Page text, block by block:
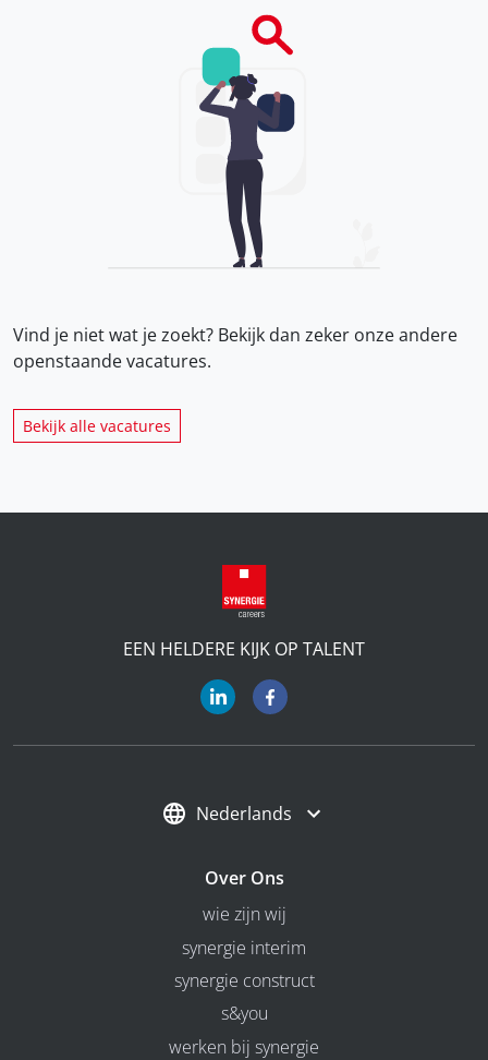
Vind je niet wat je zoekt? Bekijk dan zeker onzeandere
openstaande vacatures.
Bekijk alle vacatures
EEN HELDERE KIJK OP TALENT
Nederlands
Over Ons
wie zijn wij
synergie interim
synergie construct
s&you
werken bij synergie